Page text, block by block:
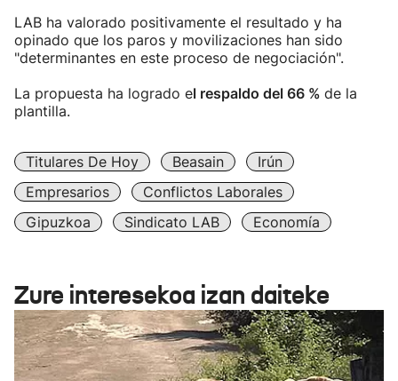
LAB ha valorado positivamente el resultado y ha
opinado que los paros y movilizaciones han sido
"determinantes en este proceso de negociación".
La propuesta ha logrado el respaldo del 66 % de la
plantilla.
Titulares De Hoy Beasain
Irún
Empresarios
Conflictos Laborales
Gipuzkoa
Sindicato LAB Economía
Zure interesekoa izan daiteke